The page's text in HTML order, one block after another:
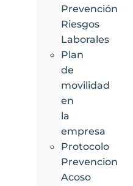
Prevención
Riesgos
Laborales
Plan
de
movilidad
en
la
empresa
Protocolo
Prevencion
Acoso